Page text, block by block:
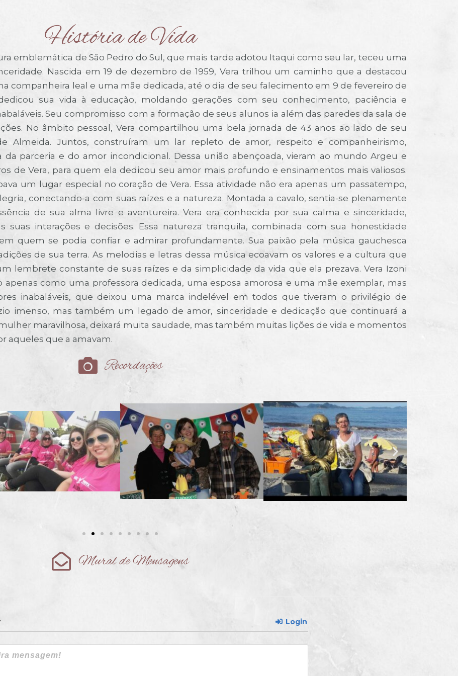
História de Vida
emblemática de São Pedro do Sul, que mais tarde adotou Itaqui como seu lar, teceu uma
Nascida em 19 de dezembro de 1959, Vera trilhou um caminho que a destacou
companheira leal e uma mãe dedicada, até o dia de seu falecimento em 9 de fevereiro de
sua vida à educação, moldando gerações com seu conhecimento, paciência e
Seu compromisso com a formação de seus alunos ia além das paredes da sala de
No âmbito pessoal, Vera compartilhou uma bela jornada de 43 anos ao lado de seu
Almeida. Juntos, construíram um lar repleto de amor, respeito e companheirismo,
da parceria e do amor incondicional. Dessa união abençoada, vieram ao mundo Argeu e
de Vera, para quem ela dedicou seu amor mais profundo e ensinamentos mais valiosos.
um lugar especial no coração de Vera. Essa atividade não era apenas um passatempo,
conectando-a com suas raízes e a natureza. Montada a cavalo, sentia-se plenamente
de sua alma livre e aventureira. Vera era conhecida por sua calma e sinceridade,
suas interações e decisões. Essa natureza tranquila, combinada com sua honestidade
quem se podia confiar e admirar profundamente. Sua paixão pela música gauchesca
de sua terra. As melodias e letras dessa música ecoavam os valores e a cultura que
lembrete constante de suas raízes e da simplicidade da vida que ela prezava. Vera Izoni
como uma professora dedicada, uma esposa amorosa e uma mãe exemplar, mas
inabaláveis, que deixou uma marca indelével em todos que tiveram o privilégio de
imenso, mas também um legado de amor, sinceridade e dedicação que continuará a
maravilhosa, deixará muita saudade, mas também muitas lições de vida e momentos
aqueles que a amavam.
Recordações
Mural de Mensagens
Login